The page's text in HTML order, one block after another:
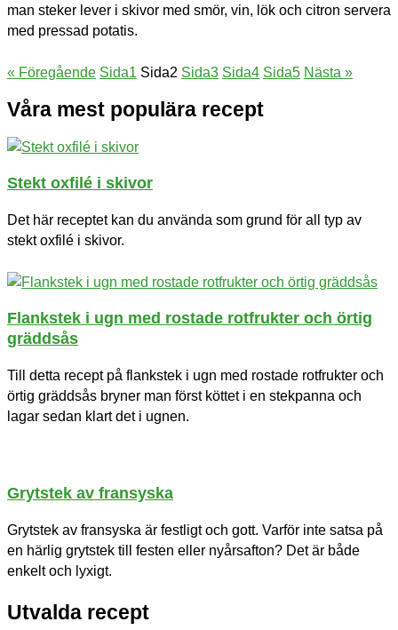
man steker lever i skivor med smör, vin, lök och citron servera
med pressad potatis.
« Föregående Sida1 Sida2 Sida3 Sida4 Sida5 Nästa »
Våra mest populära recept
Stekt oxfilé i skivor
Det här receptet kan du använda som grund för all typ av
stekt oxfilé i skivor.
Flankstek i ugn med rostade rotfrukter och örtig
gräddsås
Till detta recept på flankstek i ugn med rostade rotfrukter och
örtig gräddsås bryner man först köttet i en stekpanna och
lagar sedan klart det i ugnen.
Grytstek av fransyska
Grytstek av fransyska är festligt och gott. Varför inte satsa på
en härlig grytstek till festen eller nyårsafton? Det är både
enkelt och lyxigt.
Utvalda recept